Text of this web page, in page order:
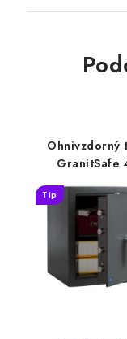
Ohnivzdorný
GranitSafe
Tip